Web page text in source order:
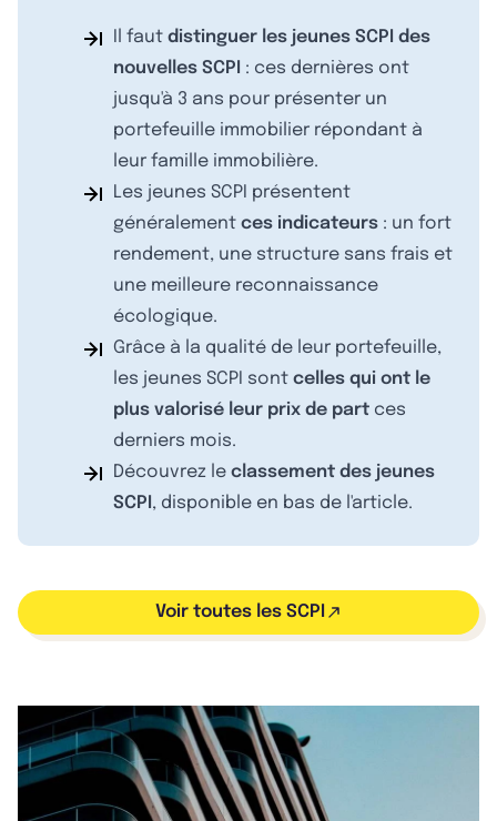
Il faut distinguer les jeunes SCPI des
nouvelles SCPI : ces dernières ont
jusqu'à 3 ans pour présenter un
portefeuille immobilier répondant à
leur famille immobilière.
Les jeunes SCPI présentent
généralement ces indicateurs : un fort
rendement, une structure sans frais et
une meilleure reconnaissance
écologique.
Grâce à la qualité de leur portefeuille,
les jeunes SCPI sont celles qui ont le
plus valorisé leur prix de part ces
derniers mois.
Découvrez le classement des jeunes
SCPI , disponible en bas de l'article.
Voir toutes les SCPI